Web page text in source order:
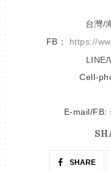
台灣/
FB： https://
Cell-
E-mail/FB:
SHARE